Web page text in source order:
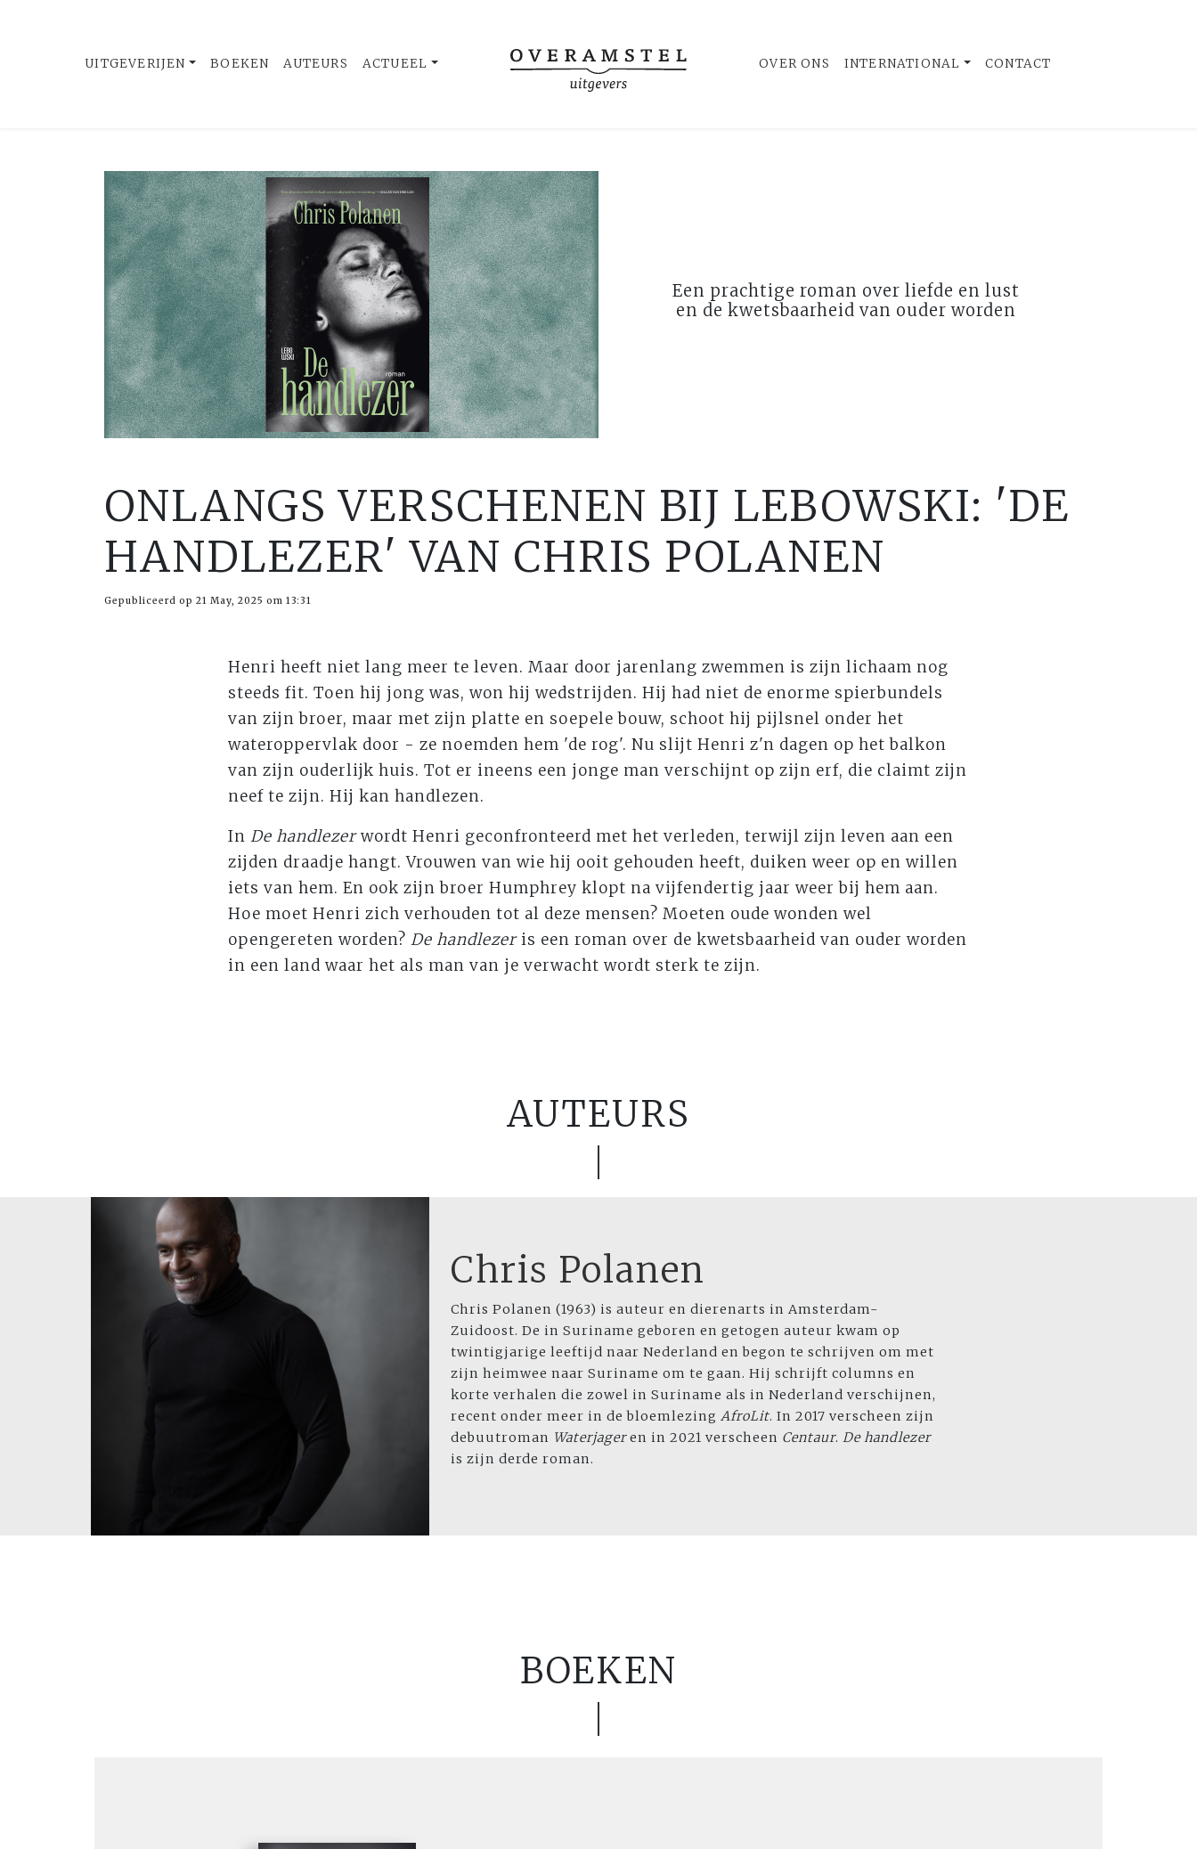
UITGEVERIJEN BOEKEN AUTEURS ACTUEEL OVER ONS INTERNATIONAL CONTACT
Een prachtige roman over liefde en lust
en de kwetsbaarheid van ouder worden
ONLANGS VERSCHENEN BIJ LEBOWSKI: 'DE
HANDLEZER' VAN CHRIS POLANEN
Gepubliceerd op 21 May, 2025 om 13:31
Henri heeft niet lang meer te leven. Maar door jarenlang zwemmen is zijn lichaam nog
steeds fit. Toen hij jong was, won hij wedstrijden. Hij had niet de enorme spierbundels
van zijn broer, maar met zijn platte en soepele bouw, schoot hij pijlsnel onder het
wateroppervlak door - ze noemden hem 'de rog'. Nu slijt Henri z'n dagen op het balkon
van zijn ouderlijk huis. Tot er ineens een jonge man verschijnt op zijn erf, die claimt zijn
neef te zijn. Hij kan handlezen.
In De handlezerwordt Henri geconfronteerd met het verleden, terwijl zijn leven aan een
zijden draadje hangt. Vrouwen van wie hij ooit gehouden heeft, duiken weer op en willen
iets van hem. En ook zijn broer Humphrey klopt na vijfendertig jaar weer bij hem aan.
Hoe moet Henri zich verhouden tot al deze mensen? Moeten oude wonden wel
opengereten worden? De handlezeris een roman over de kwetsbaarheid van ouder worden
in een land waar het als man van je verwacht wordt sterk te zijn.
AUTEURS
Chris Polanen
Chris Polanen (1963) is auteur en dierenarts in Amsterdam-
Zuidoost. De in Suriname geboren en getogen auteur kwam op
twintigjarige leeftijd naar Nederland en begon te schrijven om met
zijn heimwee naar Suriname om te gaan. Hij schrijft columns en
korte verhalen die zowel in Suriname als in Nederland verschijnen,
recent onder meer in de bloemlezing AfroLit. In 2017 verscheen zijn
debuutroman Waterjageren in 2021 verscheen Centaur. De handlezer
is zijn derde roman.
BOEKEN